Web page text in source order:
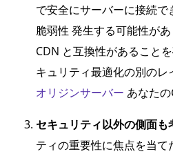
で安全にサーバーに接続で
脆弱性 発生する可能性が
CDN と互換性があること
キュリティ最適化の別のレ
オリジンサーバー あなたの
セキュリティ以外の側面も
ティの重要性に焦点を当